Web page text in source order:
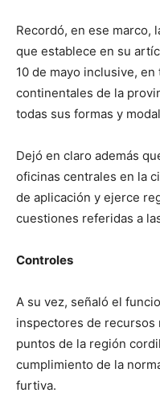
Recordó, en ese marco,
que establece en su
10 de mayo inclusive,
continentales de la
todas sus formas y
Dejó en claro además
oficinas centrales en la
de aplicación y ejerce
cuestiones referidas a
Controles
A su vez, señaló el
inspectores de
puntos de la región
cumplimiento de la
furtiva.